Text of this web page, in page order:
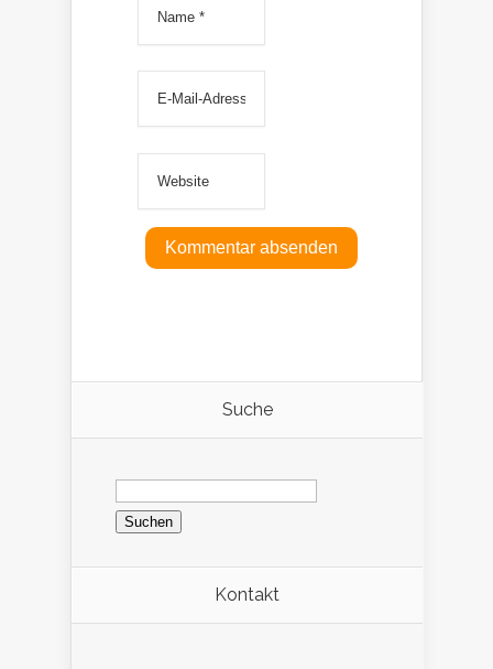
Suche
Suchen
nach:
Kontakt